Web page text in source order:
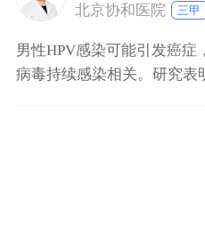
北京协和医院
三甲
男性HPV感染可能引发癌症
病毒持续感染相关。研究表